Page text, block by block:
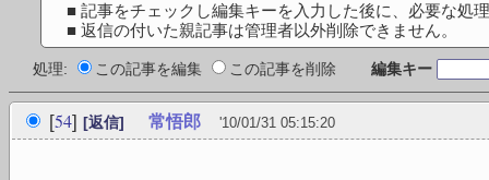
■ 記事をチェックし編集キーを入力した後に、必要な処
■ 返信の付いた親記事は管理者以外削除できません。
処理: この記事を編集 この記事を削除 編集キー
[54] [返信] 常悟郎 '10/01/31 05:15:20